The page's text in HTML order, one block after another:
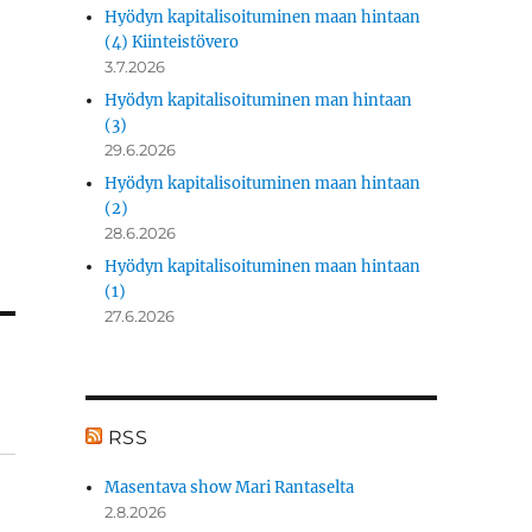
Hyödyn kapitalisoituminen maan hintaan
(4) Kiinteistövero
3.7.2026
Hyödyn kapitalisoituminen man hintaan
(3)
29.6.2026
Hyödyn kapitalisoituminen maan hintaan
(2)
28.6.2026
Hyödyn kapitalisoituminen maan hintaan
(1)
27.6.2026
RSS
Masentava show Mari Rantaselta
2.8.2026